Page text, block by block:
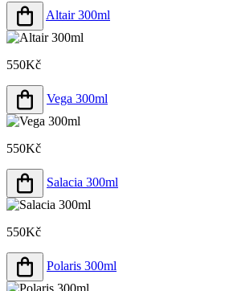
Altair 300ml
550Kč
Vega 300ml
550Kč
Salacia 300ml
550Kč
Polaris 300ml